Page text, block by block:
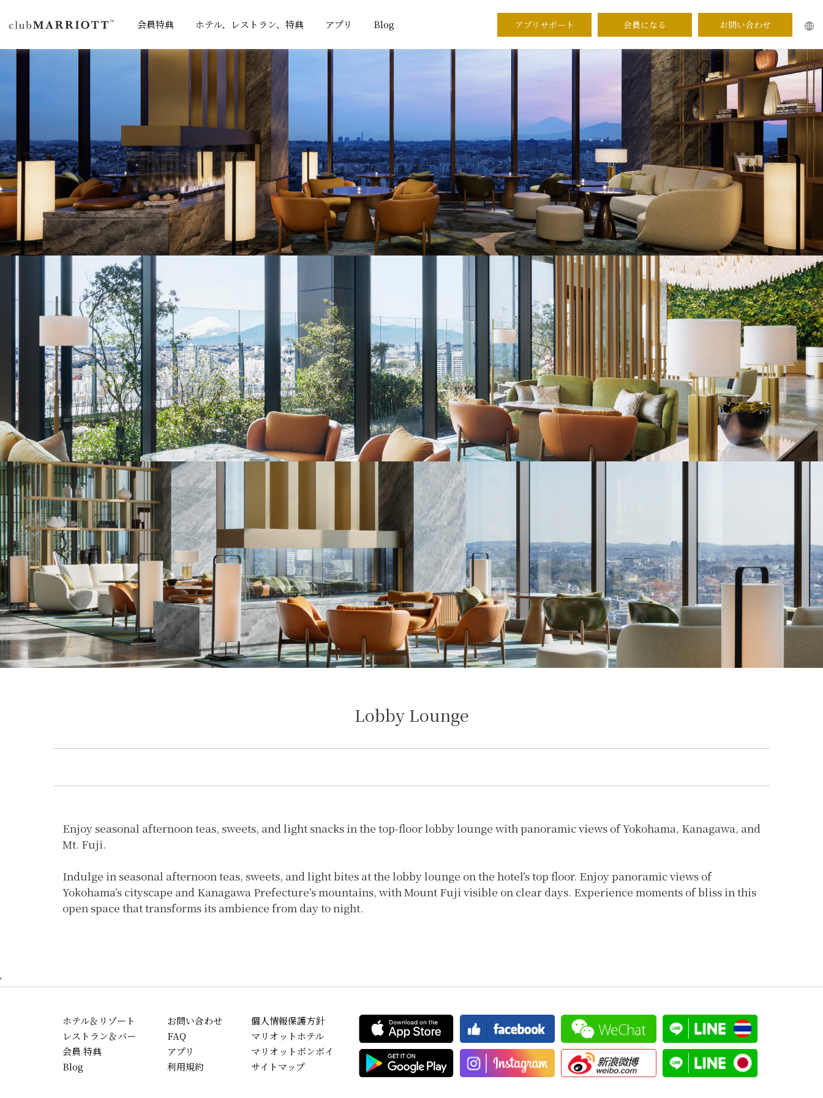
会員特典 ホテル、レストラン、特典 アプリ Blog アプリサポート 会員になる お問い合わせ
Lobby Lounge
Enjoy seasonal afternoon teas, sweets, and light snacks in the top-floor lobby lounge with panoramic views of Yokohama, Kanagawa, and
Mt. Fuji.
Indulge in seasonal afternoon teas, sweets, and light bites at the lobby lounge on the hotel’s top floor. Enjoy panoramic views of
Yokohama’s cityscape and Kanagawa Prefecture’s mountains, with Mount Fuji visible on clear days. Experience moments of bliss in this
open space that transforms its ambience from day to night.
'
ホテル＆リゾート
レストラン＆バー
会員 特典
Blog
お問い合わせ
FAQ
アプリ
利用規約
個人情報保護方針
マリオットホテル
マリオットボンボイ
サイトマップ